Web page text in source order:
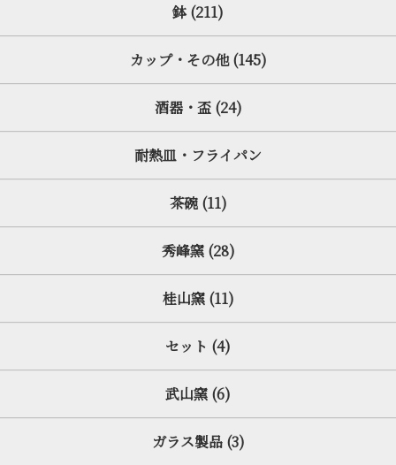
鉢 (211)
カップ・その他 (145)
酒器・盃 (24)
耐熱皿・フライパン
茶碗 (11)
秀峰窯 (28)
桂山窯 (11)
セット (4)
武山窯 (6)
ガラス製品 (3)